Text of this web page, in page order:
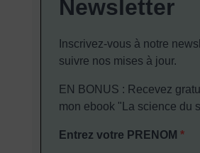
Newsletter
Inscrivez-vous à notre
suivre nos mises à jour.
EN BONUS : Recevez
mon ebook "La science du
Entrez votre PRENOM